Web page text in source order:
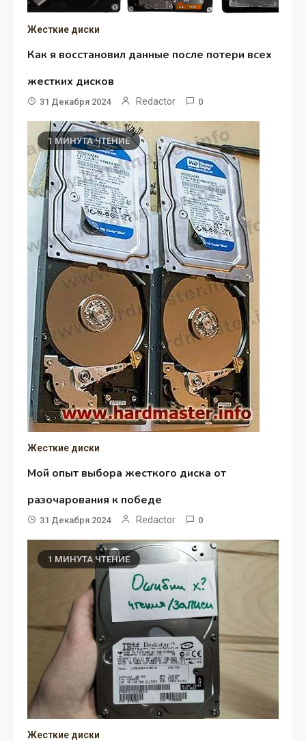
Жесткие диски
Как я восстановил данные после потери всех
жестких дисков
31 Декабря 2024 Redactor 0
1 МИНУТА ЧТЕНИЕ
Жесткие диски
Мой опыт выбора жесткого диска от
разочарования к победе
31 Декабря 2024 Redactor 0
1 МИНУТА ЧТЕНИЕ
Жесткие диски